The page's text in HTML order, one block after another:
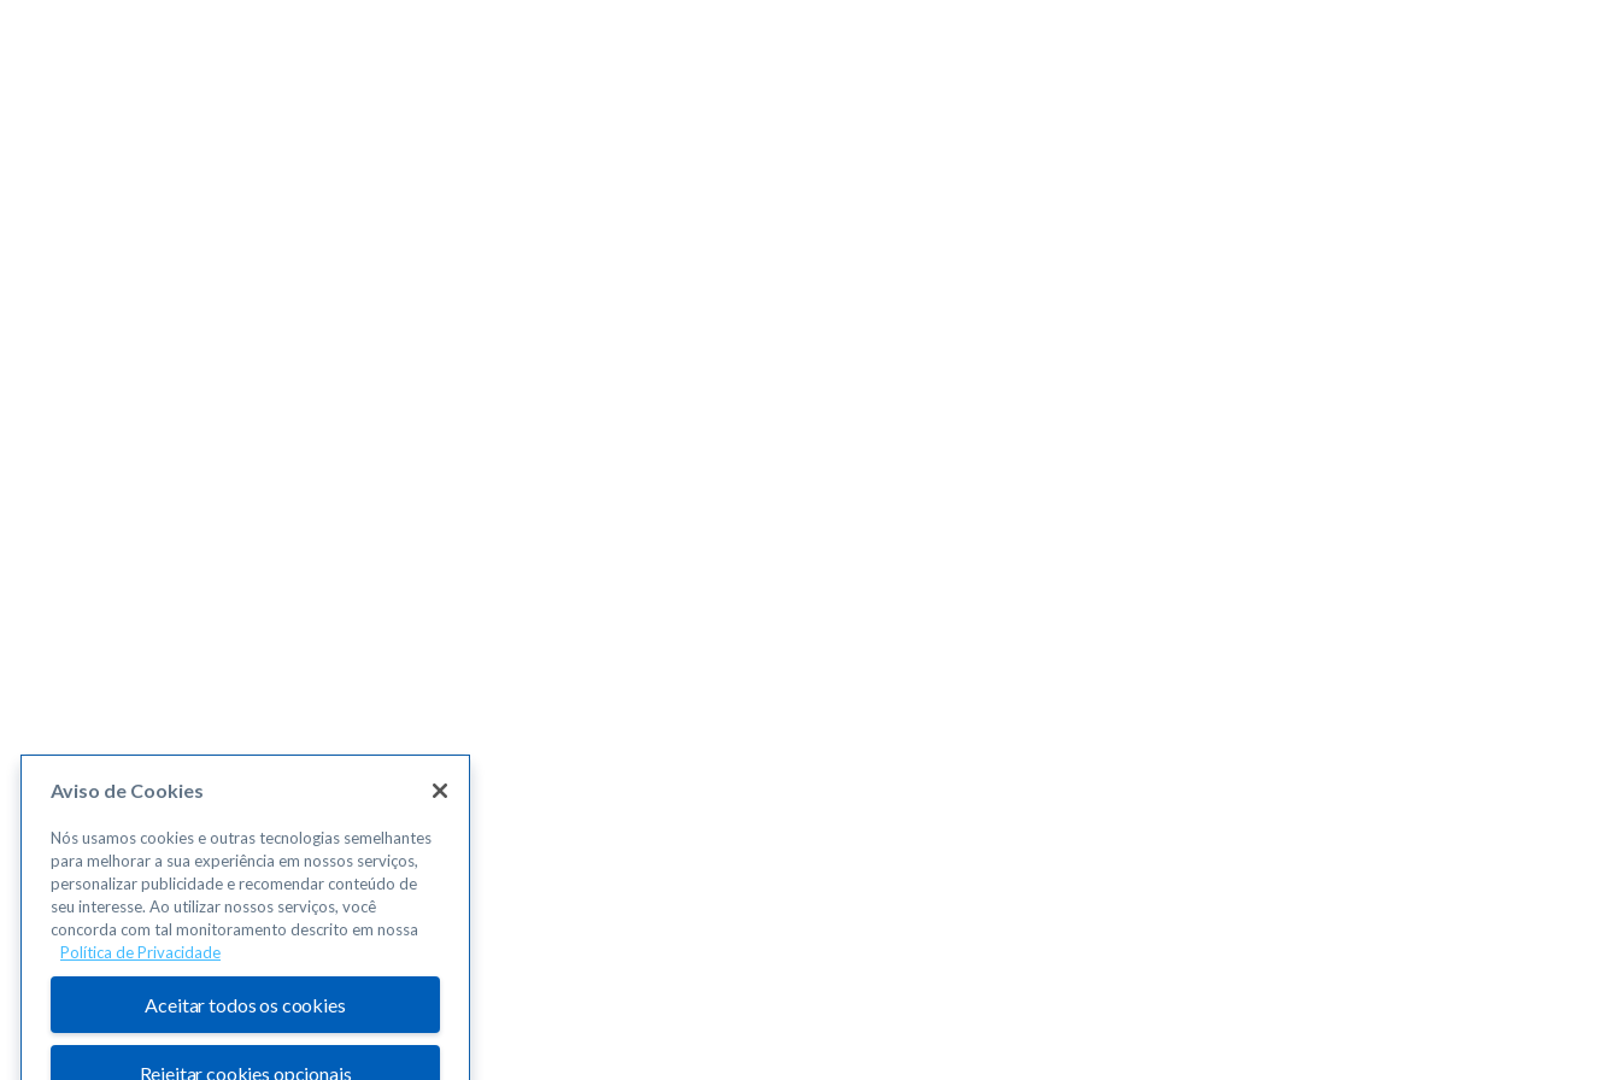
Aviso de Cookies
Nós usamos cookies e outras tecnologias semelhantes
para melhorar a sua experiência em nossos serviços,
personalizar publicidade e recomendar conteúdo de
seu interesse. Ao utilizar nossos serviços, você
concorda com tal monitoramento descrito em nossa
Política de Privacidade
Aceitar todos os cookies
Rejeitar cookies opcionais